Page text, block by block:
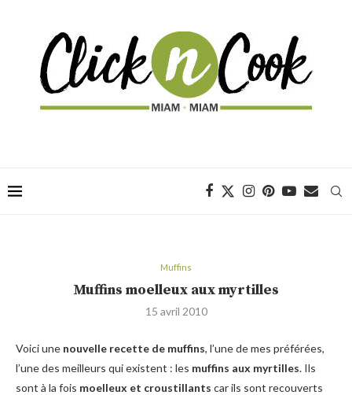
Muffins
Muffins moelleux aux myrtilles
15 avril 2010
Voici une nouvelle recette de muffins, l’une de mes préférées,
l’une des meilleurs qui existent : les muffins aux myrtilles. Ils
sont à la fois moelleux et croustillants car ils sont recouverts